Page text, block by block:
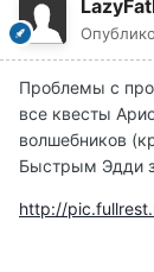
Проблемы с
все квесты
волшебников
Быстрым Эдди
http://